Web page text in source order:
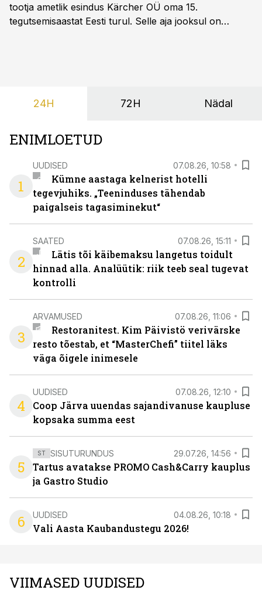
tootja ametlik esindus Kärcher OÜ oma 15.
tegutsemisaastat Eesti turul. Selle aja jooksul on
24H 72H Nädal
ENIMLOETUD
1
UUDISED 07.08.26, 10:58
Kümne aastaga kelnerist hotelli
tegevjuhiks. „Teeninduses tähendab
paigalseis tagasiminekut“
2
SAATED 07.08.26, 15:11
Lätis tõi käibemaksu langetus toidult
hinnad alla. Analüütik: riik teeb seal tugevat
kontrolli
3
ARVAMUSED 07.08.26, 11:06
Restoranitest. Kim Päivistö verivärske
resto tõestab, et “MasterChefi” tiitel läks
väga õigele inimesele
4
UUDISED 07.08.26, 12:10
Coop Järva uuendas sajandivanuse kaupluse
kopsaka summa eest
5
ST SISUTURUNDUS 29.07.26, 14:56
Tartus avatakse PROMO Cash&Carry kauplus
ja Gastro Studio
6 UUDISED 04.08.26, 10:18
Vali Aasta Kaubandustegu 2026!
VIIMASED UUDISED